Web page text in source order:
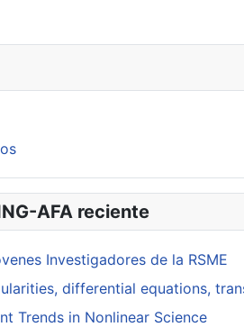
AFA reciente
Investigadores de la RSME
differential equations,
Trends in Nonlinear Science